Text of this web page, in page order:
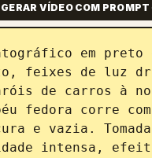
GERAR VÍDEO COM PROMPT
em
feixes de luz
de carros à
fedora corre
e vazia.
intensa,